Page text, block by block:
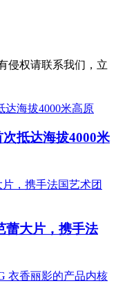
侵权请联系我们，立
抵达海拔4000米
大片，携手法